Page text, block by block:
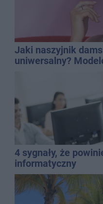
Jaki naszyjnik
uniwersalny?
4 sygnały, że
informatyczny